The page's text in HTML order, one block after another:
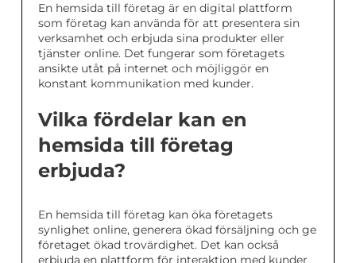
En hemsida till företag är en digital plattform
som företag kan använda för att presentera sin
verksamhet och erbjuda sina produkter eller
tjänster online. Det fungerar som företagets
ansikte utåt på internet och möjliggör en
konstant kommunikation med kunder.
Vilka fördelar kan en
hemsida till företag
erbjuda?
En hemsida till företag kan öka företagets
synlighet online, generera ökad försäljning och ge
företaget ökad trovärdighet. Det kan också
erbjuda en plattform för interaktion med kunder